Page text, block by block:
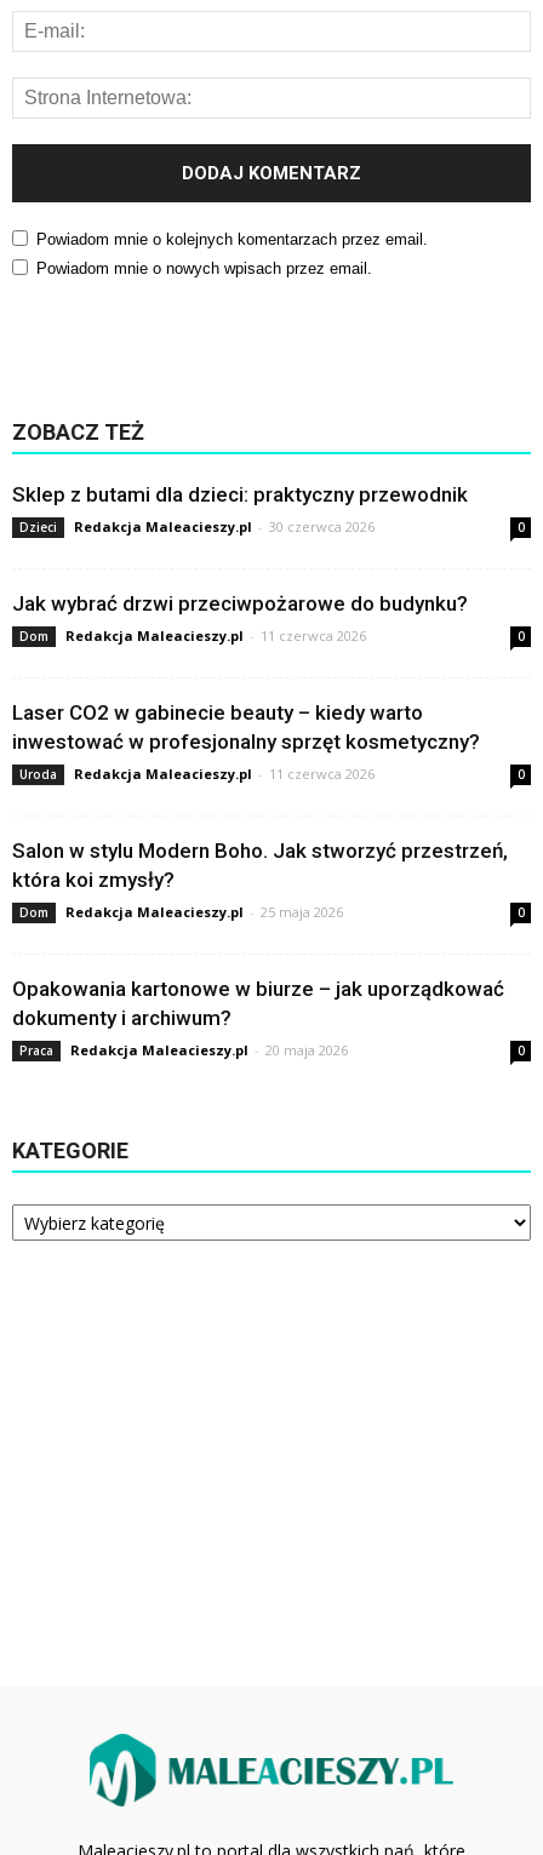
Powiadom mnie o kolejnych komentarzach przez email.
Powiadom mnie o nowych wpisach przez email.
ZOBACZ TEŻ
Sklep z butami dla dzieci: praktyczny przewodnik
Dzieci Redakcja Maleacieszy.pl - 30 czerwca 2026 0
Jak wybrać drzwi przeciwpożarowe do budynku?
Dom Redakcja Maleacieszy.pl - 11 czerwca 2026 0
Laser CO2 w gabinecie beauty – kiedy warto
inwestować w profesjonalny sprzęt kosmetyczny?
Uroda Redakcja Maleacieszy.pl - 11 czerwca 2026 0
Salon w stylu Modern Boho. Jak stworzyć przestrzeń,
która koi zmysły?
Dom Redakcja Maleacieszy.pl - 25 maja 2026 0
Opakowania kartonowe w biurze – jak uporządkować
dokumenty i archiwum?
Praca Redakcja Maleacieszy.pl - 20 maja 2026 0
KATEGORIE
Kategorie